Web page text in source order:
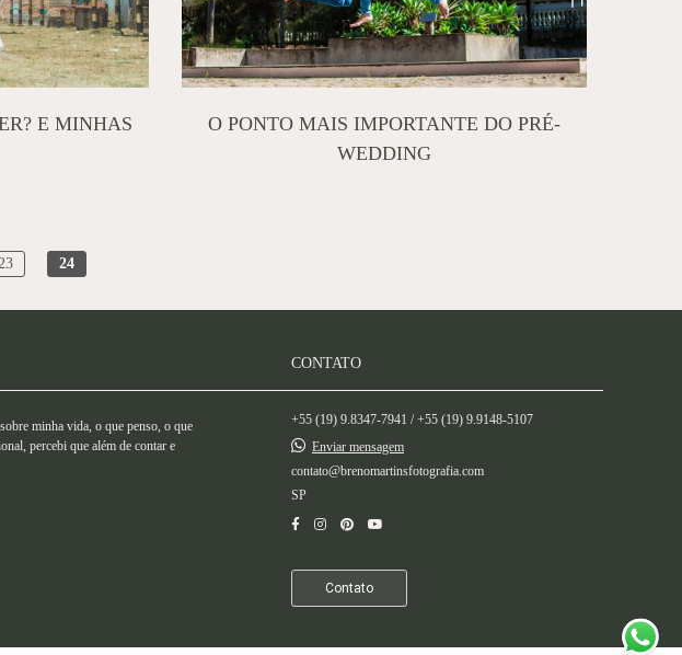
E MINHAS
O PONTO MAIS IMPORTANTE DO PRÉ-
WEDDING
24
minha vida, o que penso, o que
percebi que além de contar e
CONTATO
+55 (19) 9.8347-7941 / +55 (19) 9.9148-5107
Enviar mensagem
contato@brenomartinsfotografia.com
SP
Contato